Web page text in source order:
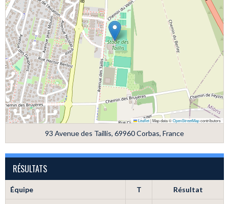
Leaflet|Map data ©OpenStreetMapcontributors
93 Avenue des Taillis, 69960 Corbas, France
RÉSULTATS
Équipe T Résultat